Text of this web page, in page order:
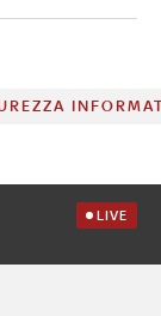
LIVE